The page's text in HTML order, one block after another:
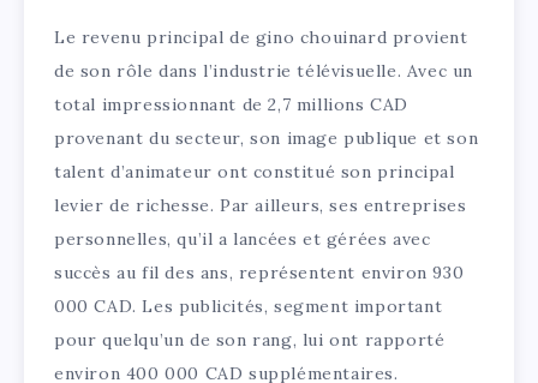
Le revenu principal de gino chouinard provient
de son rôle dans l’industrie télévisuelle. Avec un
total impressionnant de 2,7 millions CAD
provenant du secteur, son image publique et son
talent d’animateur ont constitué son principal
levier de richesse. Par ailleurs, ses entreprises
personnelles, qu’il a lancées et gérées avec
succès au fil des ans, représentent environ 930
000 CAD. Les publicités, segment important
pour quelqu’un de son rang, lui ont rapporté
environ 400 000 CAD supplémentaires.